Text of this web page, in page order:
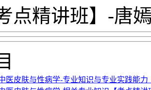
点精讲班】-唐